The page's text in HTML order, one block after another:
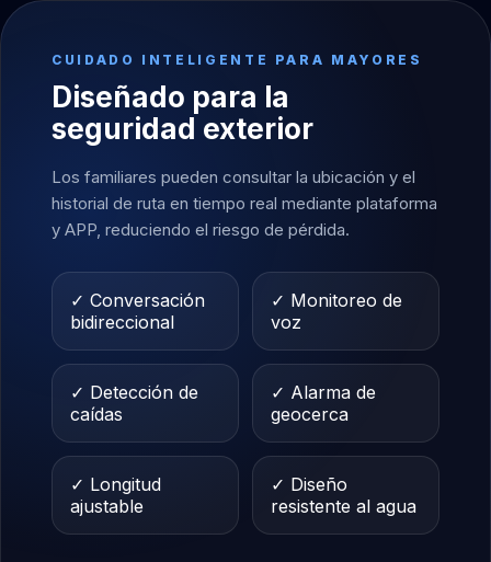
CUIDADO INTELIGENTE PARA MAYORES
Diseñado para la
seguridad exterior
Los familiares pueden consultar la ubicación y el
historial de ruta en tiempo real mediante plataforma
y APP, reduciendo el riesgo de pérdida.
✓ Conversación
bidireccional
✓ Monitoreo de
voz
✓ Detección de
caídas
✓ Alarma de
geocerca
✓ Longitud
ajustable
✓ Diseño
resistente al agua